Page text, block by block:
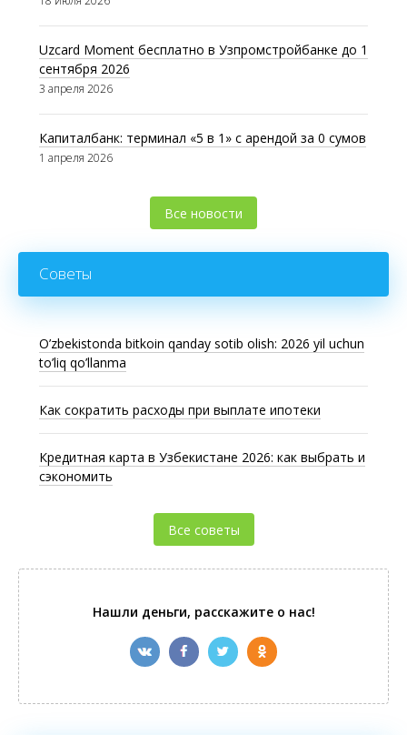
Uzcard Moment бесплатно в Узпромстройбанке до 1
сентября 2026
3 апреля 2026
Капиталбанк: терминал «5 в 1» с арендой за 0 сумов
1 апреля 2026
Все новости
Советы
O’zbekistonda bitkoin qanday sotib olish: 2026 yil uchun
to’liq qo’llanma
Как сократить расходы при выплате ипотеки
Кредитная карта в Узбекистане 2026: как выбрать и
сэкономить
Все советы
Нашли деньги, расскажите о нас!